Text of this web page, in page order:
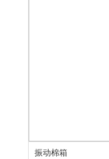
振动棉箱